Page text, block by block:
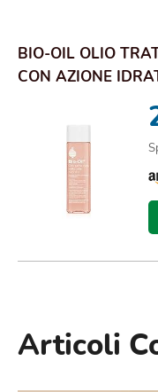
BIO-OIL OLIO
CON AZIONE
Articoli